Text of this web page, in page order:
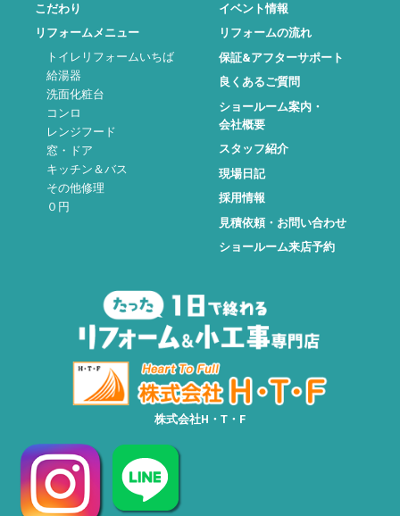
こだわり
リフォームメニュー
トイレリフォームいちば
給湯器
洗面化粧台
コンロ
レンジフード
窓・ドア
キッチン＆バス
その他修理
０円
イベント情報
リフォームの流れ
保証&アフターサポート
良くあるご質問
ショールーム案内・
会社概要
スタッフ紹介
現場日記
採用情報
見積依頼・お問い合わせ
ショールーム来店予約
株式会社H・T・F